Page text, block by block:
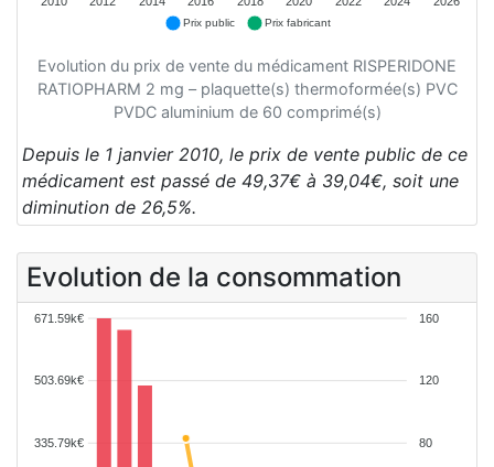
Prix public Prix fabricant
Evolution du prix de vente du médicament RISPERIDONE
RATIOPHARM 2 mg – plaquette(s) thermoformée(s) PVC
PVDC aluminium de 60 comprimé(s)
Depuis le 1 janvier 2010, le prix de vente public de ce
médicament est passé de 49,37€ à 39,04€, soit une
diminution de 26,5%.
Evolution de la consommation
160
120
80
671.59k€
503.69k€
335.79k€